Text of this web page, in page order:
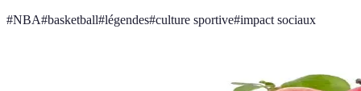
#NBA#basketball#légendes#culture sportive#impact sociaux